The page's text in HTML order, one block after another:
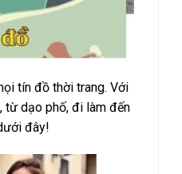
tín đồ thời trang. Với
từ dạo phố, đi làm đến
đây!